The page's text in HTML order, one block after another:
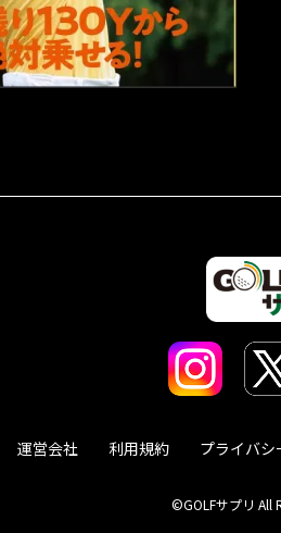
運営会社 利用規約 プライバシ
©GOLFサプリ All